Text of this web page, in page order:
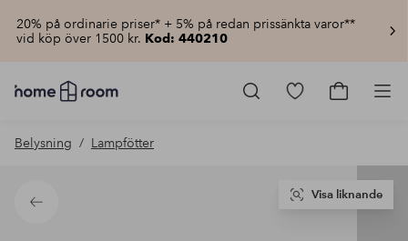
20% på ordinarie priser* + 5% på redan prissänkta varor**
vid köp över 1500 kr. Kod: 440210
Homeroom
–
hemmet
pris
Gå
Gå
Belysning Lampfötter
Tillbaka
Visa liknande